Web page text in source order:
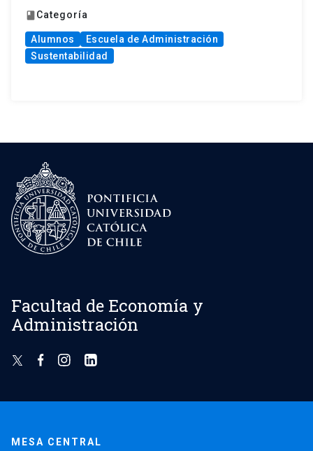
book Categoría
Alumnos
Escuela de Administración
Sustentabilidad
Facultad de Economía y
Administración
MESA CENTRAL